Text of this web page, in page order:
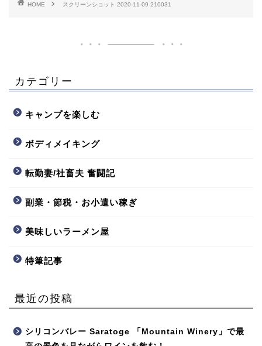
HOME スクリーンショット 2020-11-09 210031
カテゴリー
キャンプを楽しむ
ボディメイキング
転勤妻/社畜夫 奮闘記
副業・節税・お小遣い稼ぎ
美味しいラーメン屋
特筆記事
最近の投稿
シリコンバレー Saratoge 「Mountain Winery」で最